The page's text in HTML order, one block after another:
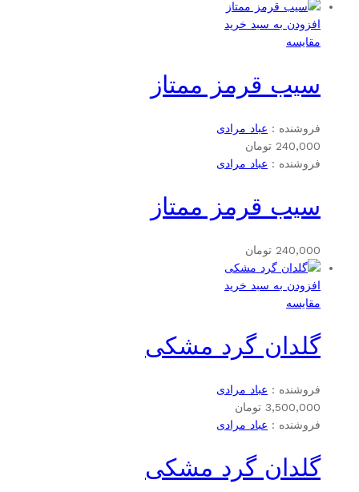
افزودن به سبد خرید
مقایسه
سیب قرمز ممتاز
فروشنده : عباد مرادی
240,000 تومان
فروشنده : عباد مرادی
سیب قرمز ممتاز
240,000 تومان
افزودن به سبد خرید
مقایسه
گلدان گرد مشکی
فروشنده : عباد مرادی
3,500,000 تومان
فروشنده : عباد مرادی
گلدان گرد مشکی